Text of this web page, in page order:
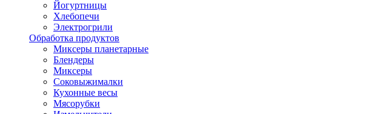
Йогуртницы
Хлебопечи
Электрогрили
Обработка продуктов
Миксеры планетарные
Блендеры
Миксеры
Соковыжималки
Кухонные весы
Мясорубки